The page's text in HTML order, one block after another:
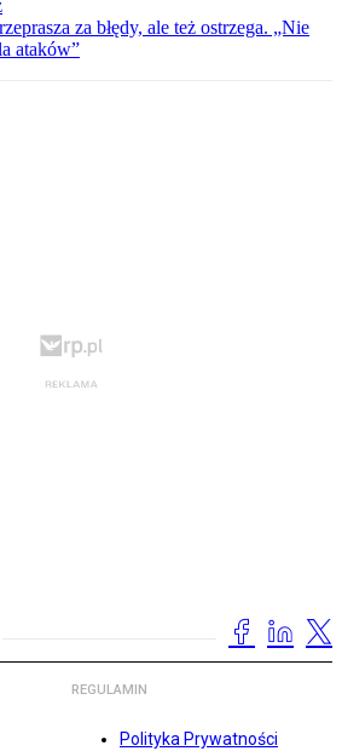
za błędy, ale też ostrzega. „Nie
ataków”
REGULAMIN
Polityka Prywatności